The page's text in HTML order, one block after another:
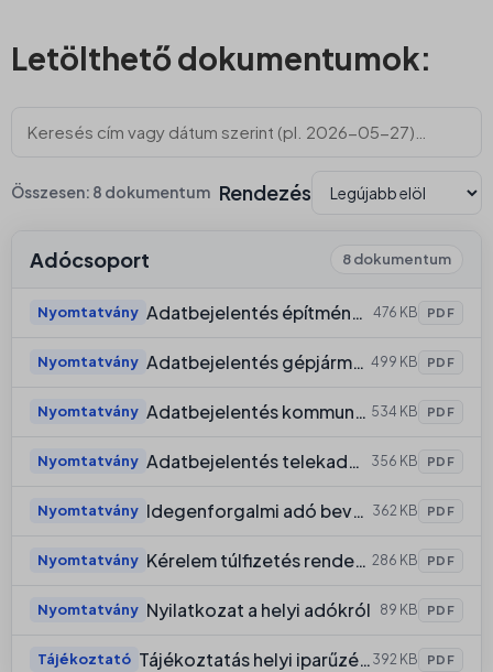
Letölthető dokumentumok:
Összesen: 8 dokumentum Rendezés
Adócsoport 8 dokumentum
Nyomtatvány Adatbejelentés építményadóról 476 KB PDF
Nyomtatvány Adatbejelentés gépjárműadóról 499 KB PDF
Nyomtatvány Adatbejelentés kommunális adóról 534 KB PDF
Nyomtatvány Adatbejelentés telekadóról 356 KB PDF
Nyomtatvány Idegenforgalmi adó bevallás 362 KB PDF
Nyomtatvány Kérelem túlfizetés rendezésére 286 KB PDF
Nyomtatvány Nyilatkozat a helyi adókról 89 KB PDF
Tájékoztató Tájékoztatás helyi iparűzési adó devizában történő megfizetéséről 392 KB PDF
onkormanyzat.keszthely.hu
_gid
__gfp_cap